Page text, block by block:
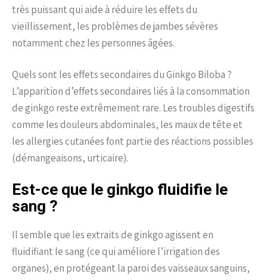
très puissant qui aide à réduire les effets du
vieillissement, les problèmes de jambes sévères
notamment chez les personnes âgées.
Quels sont les effets secondaires du Ginkgo Biloba ?
L’apparition d’effets secondaires liés à la consommation
de ginkgo reste extrêmement rare. Les troubles digestifs
comme les douleurs abdominales, les maux de tête et
les allergies cutanées font partie des réactions possibles
(démangeaisons, urticaire).
Est-ce que le ginkgo fluidifie le
sang ?
Il semble que les extraits de ginkgo agissent en
fluidifiant le sang (ce qui améliore l’irrigation des
organes), en protégeant la paroi des vaisseaux sanguins,